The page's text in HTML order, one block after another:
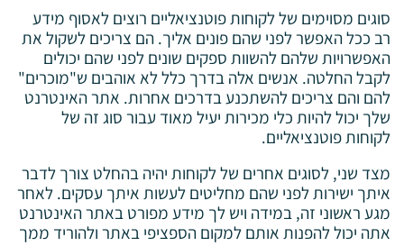
סוגים מסוימים של לקוחות פוטנציאליים רוצים לאסוף מידע
רב ככל האפשר לפני שהם פונים אליך. הם צריכים לשקול את
האפשרויות שלהם להשוות ספקים שונים לפני שהם יכולים
לקבל החלטה. אנשים אלה בדרך כלל לא אוהבים ש"מוכרים"
להם והם צריכים להשתכנע בדרכים אחרות. אתר האינטרנט
שלך יכול להיות כלי מכירות יעיל מאוד עבור סוג זה של
לקוחות פוטנציאליים.
מצד שני, לסוגים אחרים של לקוחות יהיה בהחלט צורך לדבר
איתך ישירות לפני שהם מחליטים לעשות איתך עסקים. לאחר
מגע ראשוני זה, במידה ויש לך מידע מפורט באתר האינטרנט
אתה יכול להפנות אותם למקום הספציפי באתר ולהוריד ממך